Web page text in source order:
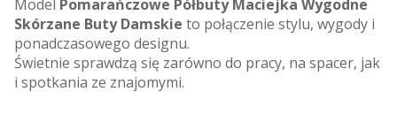
Model Pomarańczowe Półbuty Maciejka Wygodne
Skórzane Buty Damskie to połączenie stylu, wygody i
ponadczasowego designu.
Świetnie sprawdzą się zarówno do pracy, na spacer, jak
i spotkania ze znajomymi.